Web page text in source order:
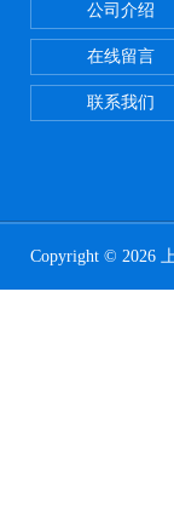
公司介绍
在线留言
联系我们
Copyright © 2026